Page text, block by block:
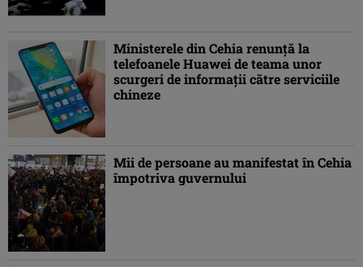
Ministerele din Cehia renunţă la
telefoanele Huawei de teama unor
scurgeri de informaţii către serviciile
chineze
Mii de persoane au manifestat în Cehia
împotriva guvernului